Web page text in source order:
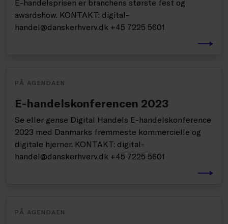
E-handelsprisen er branchens største fest og
awardshow. KONTAKT: digital-
handel@danskerhverv.dk +45 7225 5601
PÅ AGENDAEN
E-handelskonferencen 2023
Se eller gense Digital Handels E-handelskonference
2023 med Danmarks fremmeste kommercielle og
digitale hjerner. KONTAKT: digital-
handel@danskerhverv.dk +45 7225 5601
PÅ AGENDAEN